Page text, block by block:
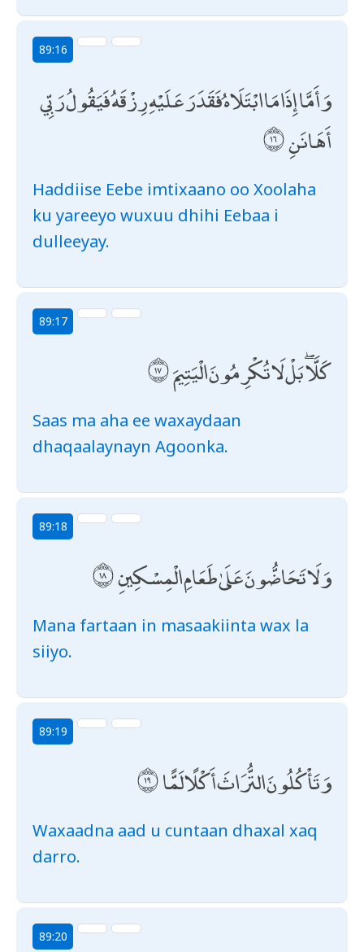
89:16
وَأَمَّا إِذَا مَا ابْتَلَاهُ فَقَدَرَ عَلَيْهِ رِزْقَهُ فَيَقُولُ رَبِّي
أَهَانَنِ
Haddiise Eebe imtixaano oo Xoolaha
ku yareeyo wuxuu dhihi Eebaa i
dulleeyay.
89:17
كَلَّا ۖ بَلْ لَا تُكْرِمُونَ الْيَتِيمَ
Saas ma aha ee waxaydaan
dhaqaalaynayn Agoonka.
89:18
وَلَا تَحَاضُّونَ عَلَىٰ طَعَامِ الْمِسْكِينِ
Mana fartaan in masaakiinta wax la
siiyo.
89:19
وَتَأْكُلُونَ التُّرَاثَ أَكْلًا لَمًّا
Waxaadna aad u cuntaan dhaxal xaq
darro.
89:20